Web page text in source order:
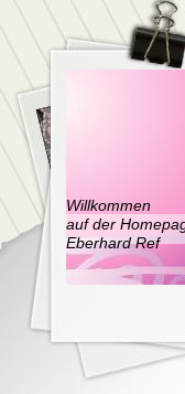
Willkommen
auf der
Eberhard Ref